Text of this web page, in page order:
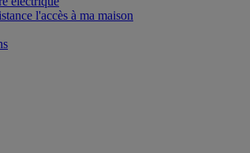
l'accès à ma maison